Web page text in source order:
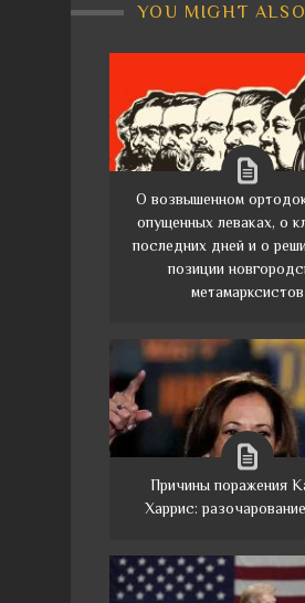
YOU MIGHT
О возвышенном
опущенных леваках, о
последних дней и о
позиции
метамарксистов
Причины поражения
Харрис: